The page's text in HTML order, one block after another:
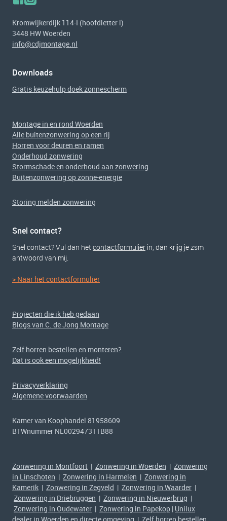
Kromwijkerdijk 114-I (hoofdletter i)
3448 HW Woerden
info@cdjmontage.nl
Downloads
Gratis keuzehulp doek zonnescherm
Montage in en rond Woerden
Alle buitenzonwering op een rij
Horren voor deuren en ramen
Onderhoud zonwering
Stormschade en onderhoud aan zonwering
Buitenzonwering op zonne-energie
Storing melden zonwering
Snel contact?
Snel contact? Vul dan hetcontactformulier in, dan krijg je zsm
antwoord van mij.
> Naar het contactformulier
Projecten die ik heb gedaan
Blogs van C. de Jong Montage
Zelf horren bestellen en monteren?
Dat is ook een mogelijkheid!
Privacyverklaring
Algemene voorwaarden
Kamer van Koophandel 81958609
BTWnummer NL002947311B88
Zonwering in Montfoort | Zonwering in Woerden | Zonwering
in Linschoten | Zonwering in Harmelen | Zonwering in
Kamerik | Zonwering in Zegveld | Zonwering in Waarder |
Zonwering in Driebruggen | Zonwering in Nieuwerbrug |
Zonwering in Oudewater | Zonwering in Papekop | Unilux